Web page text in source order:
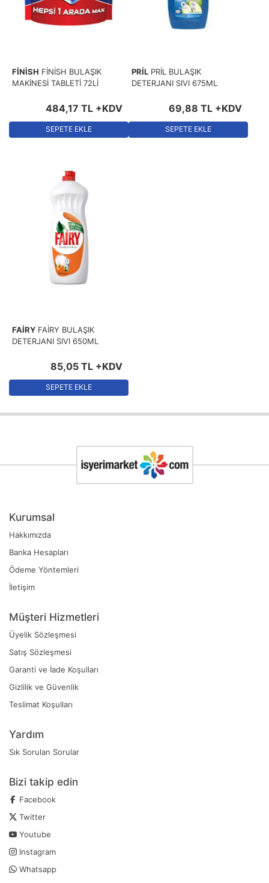
FİNİSH FİNİSH BULAŞIK
MAKİNESİ TABLETİ 72Lİ
484,17 TL +KDV
SEPETE EKLE
PRİL PRİL BULAŞIK
DETERJANI SIVI 675ML
69,88 TL +KDV
SEPETE EKLE
FAİRY FAİRY BULAŞIK
DETERJANI SIVI 650ML
85,05 TL +KDV
SEPETE EKLE
Kurumsal
Hakkımızda
Banka Hesapları
Ödeme Yöntemleri
İletişim
Müşteri Hizmetleri
Üyelik Sözleşmesi
Satış Sözleşmesi
Garanti ve İade Koşulları
Gizlilik ve Güvenlik
Teslimat Koşulları
Yardım
Sık Sorulan Sorular
Bizi takip edin
Facebook
Twitter
Youtube
Instagram
Whatsapp